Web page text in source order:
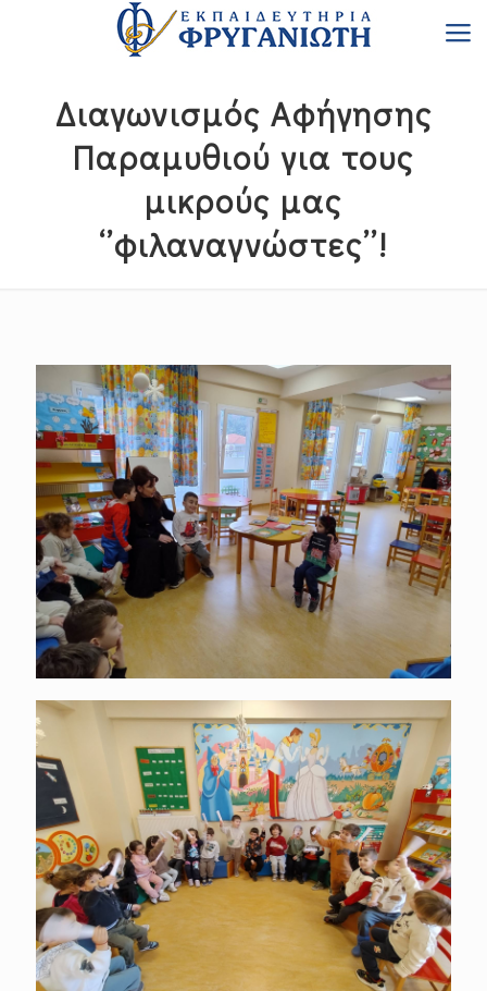
Διαγωνισμός Αφήγησης
Παραμυθιού για τους
μικρούς μας
‘’φιλαναγνώστες’’!